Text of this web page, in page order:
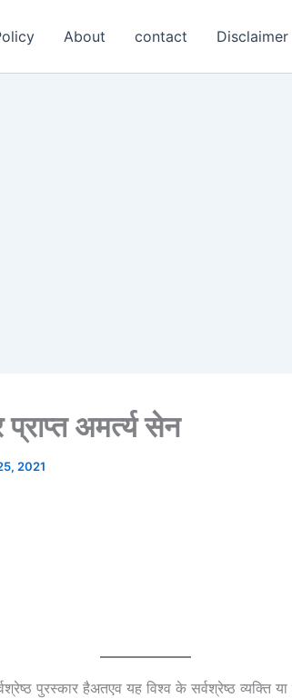
About contact Disclaimer
अमर्त्य सेन
2021
पुरस्कार हैअतएव यह विश्व के सर्वश्रेष्ठ व्यक्ति